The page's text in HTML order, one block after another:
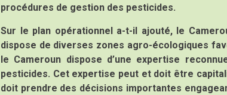
procédures de gestion des pesticides.
Sur le plan opérationnel a-t-il ajouté, le
dispose de diverses zones agro-écologiques
le Cameroun dispose d’une expertise
pesticides. Cet expertise peut et doit être
doit prendre des décisions importantes